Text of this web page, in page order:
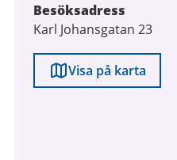
Besöksadress
Karl Johansgatan 23
Visa på karta